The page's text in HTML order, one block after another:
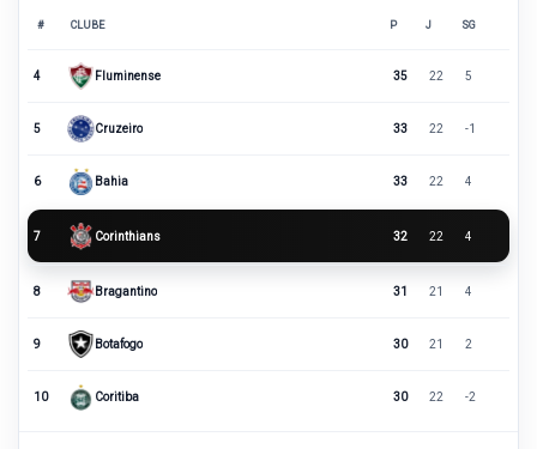
# CLUBE P J SG
4 Fluminense 35 22 5
5 Cruzeiro 33 22 -1
6 Bahia 33 22 4
7 Corinthians 32 22 4
8 Bragantino 31 21 4
9 Botafogo 30 21 2
10 Coritiba 30 22 -2